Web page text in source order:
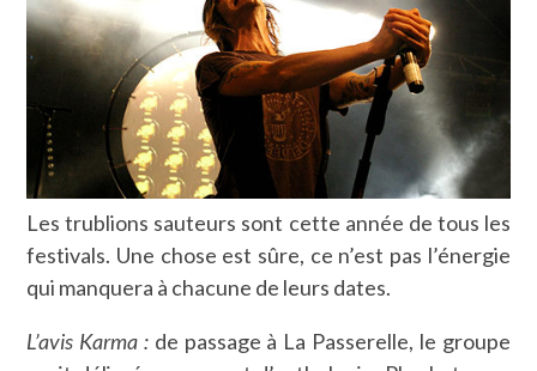
Les trublions sauteurs sont cette année de tous les
festivals. Une chose est sûre, ce n’est pas l’énergie
qui manquera à chacune de leurs dates.
L’avis Karma : de passage à La Passerelle, le groupe